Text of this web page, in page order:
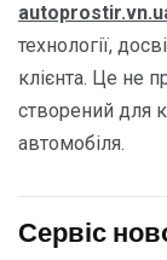
технології,
клієнта. Це не
створений для
автомобіля.
Сервіс